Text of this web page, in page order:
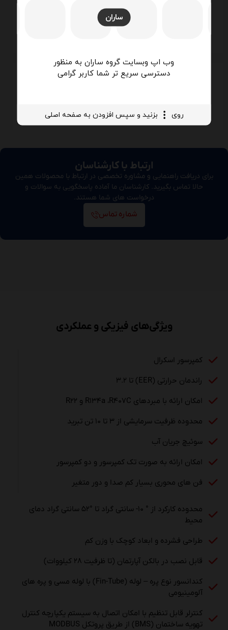
ساران
وب اپ وبسایت گروه ساران به منظور
دسترسی سریع تر شما کاربر گرامی
روی بزنید و سپس افزودن به صفحه اصلی
کندانسور از نوع آب خنک
ارتباط با کارشناسان
برای دریافت راهنمایی و مشاوره تخصصی در ارتباط با محصولات همین
حالا تماس بگیرید. کارشناسان ما آماده پاسخگویی به سوالات و
درخواست های شما هستند.
شماره تماس
ویژگی‌های فیزیکی و عملکردی
کمپرسور اسکرال
راندمان حرارتی (EER) تا ۳.۲
امکان ارائه با مبردهای R۱۳۴a ،R۴۰۷C و R۲۲
محدوده ظرفیت سرمایشی از ۳ تا ۱۰ تن تبرید
سوئیچ جریان آب
امکان ارائه به صورت تک کمپرسور و دو کمپرسور
فن های محوری بسیار کم صدا و دور متغیر
محدوده کارکرد از ° ۱۰- سانتی گراد تا °۵۲ سانتی گراد دمای
محیط
طراحی فشرده و ابعاد کوچک با وزن کم
قابل نصب در بالکن آپارتمان (تا ظرفیت ۲۸ کیلووات)
کندانسور نوع پره – لوله (Fin-Tube) با لوله مسی و پره های
آلومینیومی
کنترلر قابل تنظیم با امکان اتصال به سیستم یکپارچه کنترل
تهویه ساختمان (BMS) از طریق پروتکل MODBUS